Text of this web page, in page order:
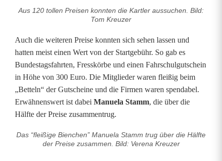
s
c
h
e
r
b
e
Aus 120 tollen Preisen konnten die Kartler aussuchen. Bild:
Tom Kreuzer
Auch die weiteren Preise konnten sich sehen lassen und
hatten meist einen Wert von der Startgebühr. So gab es
Bundestagsfahrten, Fresskörbe und einen Fahrschulgutschein
in Höhe von 300 Euro. Die Mitglieder waren fleißig beim
„Betteln“ der Gutscheine und die Firmen waren spendabel.
Erwähnenswert ist dabei Manuela Stamm, die über die
Hälfte der Preise zusammentrug.
Das “fleißige Bienchen” Manuela Stamm trug über die Hälfte
der Preise zusammen. Bild: Verena Kreuzer